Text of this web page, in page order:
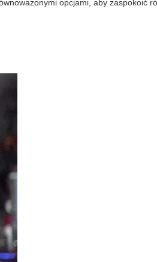
opcjami, aby zaspokoić